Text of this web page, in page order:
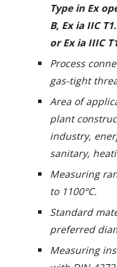
Type in Ex
B, Ex ia IIC
or Ex ia IIIC
Process
gas-tight
Area of
plant
industry,
sanitary,
Measuring
to 1100°C.
Standard
preferred
Measuring